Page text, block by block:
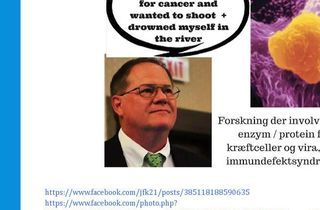
https://www.facebook.com/jfk21/posts/385118188590635
https://www.facebook.com/photo.php?